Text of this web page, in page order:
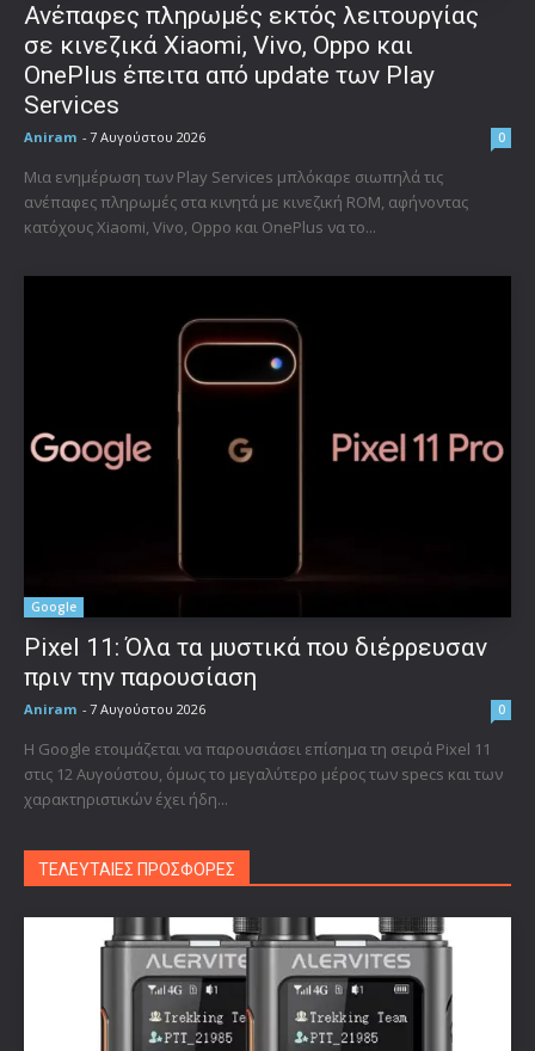
Ανέπαφες πληρωμές εκτός λειτουργίας
σε κινεζικά Xiaomi, Vivo, Oppo και
OnePlus έπειτα από update των Play
Services
Aniram - 7 Αυγούστου 2026 0
Μια ενημέρωση των Play Services μπλόκαρε σιωπηλά τις
ανέπαφες πληρωμές στα κινητά με κινεζική ROM, αφήνοντας
κατόχους Xiaomi, Vivo, Oppo και OnePlus να το...
Google
Pixel 11: Όλα τα μυστικά που διέρρευσαν
πριν την παρουσίαση
Aniram - 7 Αυγούστου 2026 0
Η Google ετοιμάζεται να παρουσιάσει επίσημα τη σειρά Pixel 11
στις 12 Αυγούστου, όμως το μεγαλύτερο μέρος των specs και των
χαρακτηριστικών έχει ήδη...
ΤΕΛΕΥΤΑΙΕΣ ΠΡΟΣΦΟΡΕΣ